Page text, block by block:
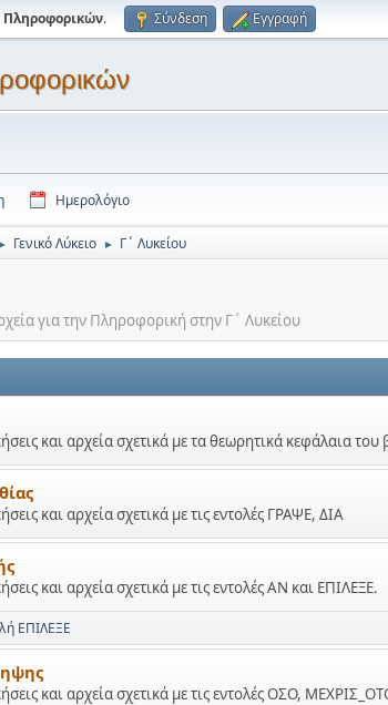
Πληροφορικών. Σύνδεση Εγγραφή
Ημερολόγιο
► Γενικό Λύκειο ► Γ΄ Λυκείου
για την Πληροφορική στην Γ΄ Λυκείου
και αρχεία σχετικά με τα θεωρητικά κεφάλαια του
και αρχεία σχετικά με τις εντολές ΓΡΑΨΕ, ΔΙΑ
και αρχεία σχετικά με τις εντολές ΑΝ και ΕΠΙΛΕΞΕ.
ΕΠΙΛΕΞΕ
και αρχεία σχετικά με τις εντολές ΟΣΟ,